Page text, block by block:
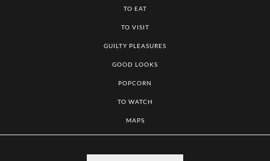
TO EAT
TO VISIT
GUILTY PLEASURES
GOOD LOOKS
POPCORN